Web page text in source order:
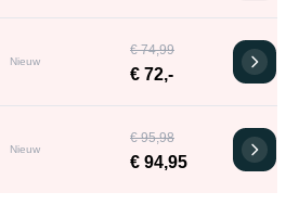
Nieuw
€ 74,99
€ 72,-
Nieuw
€ 95,98
€ 94,95